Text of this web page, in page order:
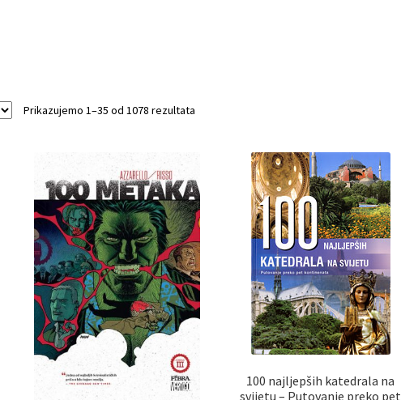
Prikazujemo 1–35 od 1078 rezultata
100 najljepših katedrala na
svijetu – Putovanje preko pet